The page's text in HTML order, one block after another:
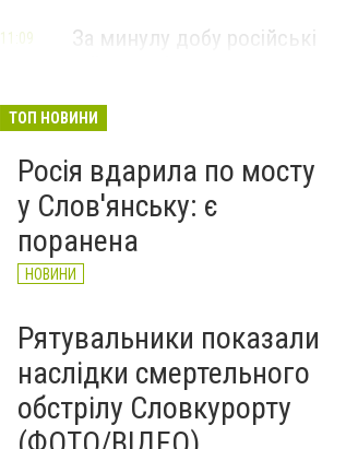
За минулу добу російські
великої війни: 6 серпня
11:09
ТОП НОВИНИ
Росія вдарила по мосту
у Слов'янську: є
поранена
НОВИНИ
Рятувальники показали
наслідки смертельного
обстрілу Словкурорту